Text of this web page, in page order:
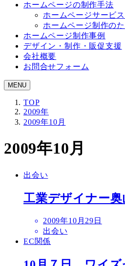
ホームページの制作手法
ホームページサービ
ホームページ制作の
ホームページ制作事例
デザイン・制作・販促支援
会社概要
お問合せフォーム
MENU
TOP
2009年
2009年10月
2009年10月
出会い
工業デザイナー
投
稿
日
2009年10月29日
出会い
EC関係